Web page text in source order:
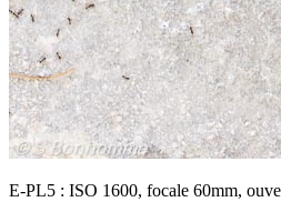
E-PL5 : ISO 1600, focale 60mm,